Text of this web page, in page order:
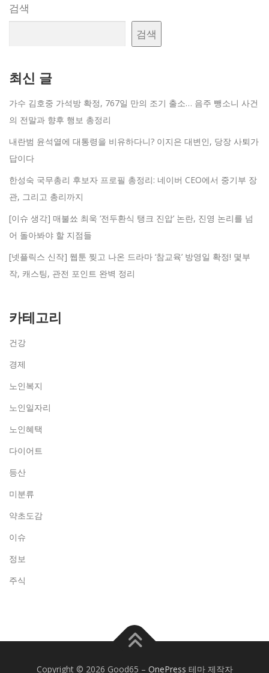
검색
검색
최신 글
가수 김호중 가석방 확정, 767일 만의 조기 출소… 음주 뺑소니 사건
의 전말과 향후 행보 총정리
내란범 윤석열에 대통령을 비유하다니? 이지은 대변인, 당장 사퇴가
답이다
한성숙 국무총리 후보자 프로필 총정리: 네이버 CEO에서 중기부 장
관, 그리고 총리까지
[이슈 생각] 매불쑈 최욱 ‘전두환식 탱크 진압’ 논란, 진영 논리를 넘
어 돌아봐야 할 지점들
[넷플릭스 신작] 웹툰 찢고 나온 드라마 ‘참교육’ 방영일 확정! 몇부
작, 캐스팅, 관전 포인트 완벽 정리
카테고리
건강
경제
노인복지
노인일자리
노인혜택
다이어트
등산
미분류
약초도감
이슈
정보
주식
Copyright © 2026 Good65 – OnePress 테마 제작자